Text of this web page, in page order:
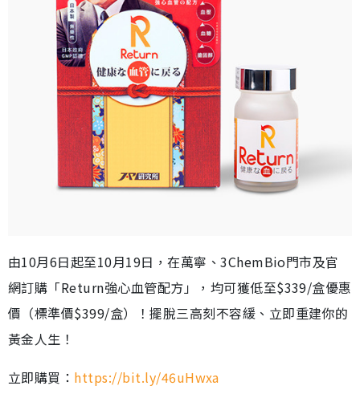
由10月6日起至10月19日，在萬寧、3ChemBio門市及官
網訂購「Return強心血管配方」，均可獲低至$339/盒優惠
價（標準價$399/盒）！擺脫三高刻不容緩、立即重建你的
黃金人生！
立即購買： https://bit.ly/46uHwxa